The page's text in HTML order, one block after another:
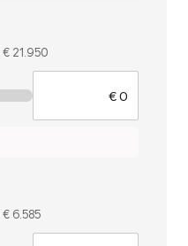
€ 21.950
€ 6.585